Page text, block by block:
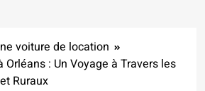
voiture de location
Orléans : Un Voyage à Travers les
Ruraux